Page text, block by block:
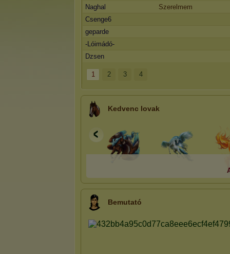
Naghal
Szerelmem
Csenge6
geparde
-Lóimádó-
Dzsen
1 2 3 4
Kedvenc lovak
Bemutató